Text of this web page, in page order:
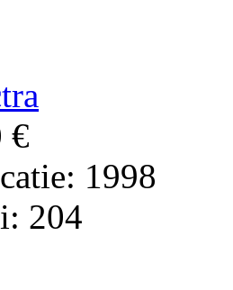
€
1998
204